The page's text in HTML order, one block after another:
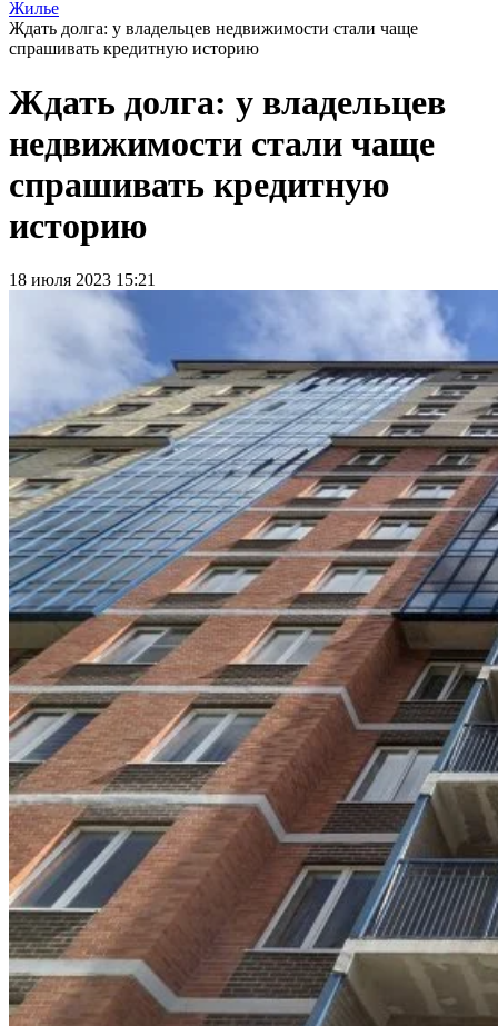
Жилье
Ждать долга: у владельцев недвижимости стали чаще
спрашивать кредитную историю
Ждать долга: у владельцев
недвижимости стали чаще
спрашивать кредитную
историю
18 июля 2023 15:21